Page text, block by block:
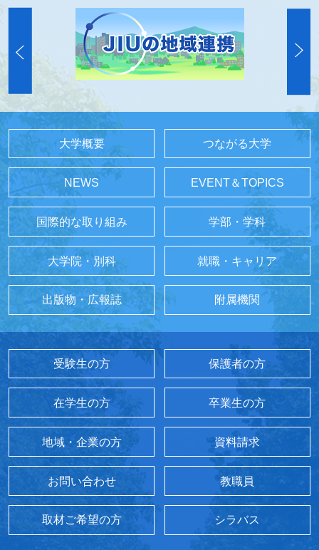
大学概要 つながる大学
NEWS EVENT＆TOPICS
国際的な取り組み 学部・学科
大学院・別科 就職・キャリア
出版物・広報誌 附属機関
受験生の方 保護者の方
在学生の方 卒業生の方
地域・企業の方 資料請求
お問い合わせ 教職員
取材ご希望の方 シラバス